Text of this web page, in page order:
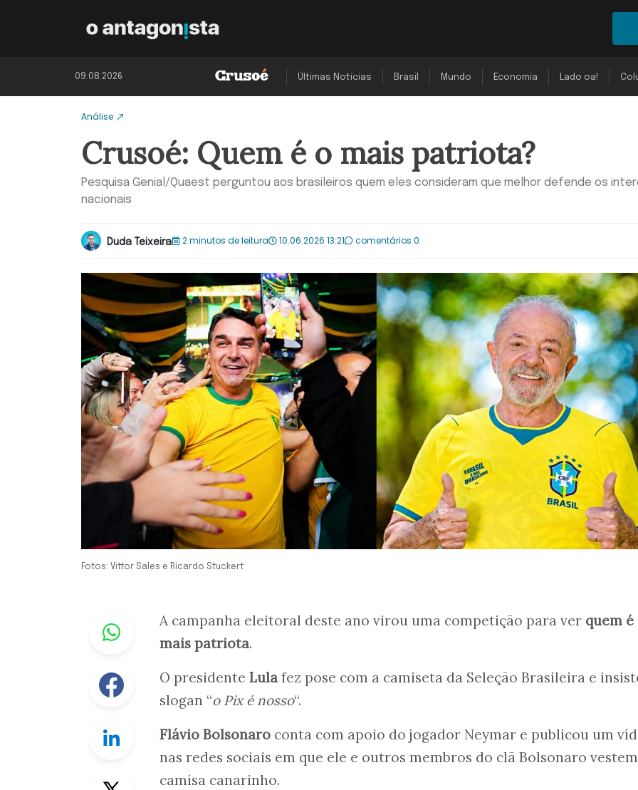
09.08.2026 Últimas Notícias Brasil Mundo Economia Lado oa!
Análise
Crusoé: Quem é o mais patriota?
Pesquisa Genial/Quaest perguntou aos brasileiros quem eles consideram que melhor defende os
nacionais
Duda Teixeira 2 minutos de leitura 10.06.2026 13:21 comentários 0
Fotos: Vittor Sales e Ricardo Stuckert
Whastapp
Facebook
Twitter
A campanha eleitoral deste ano virou uma competição para ver quem é
mais patriota.
O presidente Lula fez pose com a camiseta da Seleção Brasileira e
slogan “o Pix é nosso“.
Flávio Bolsonaro conta com apoio do jogador Neymar e publicou um
nas redes sociais em que ele e outros membros do clã Bolsonaro
camisa canarinho.